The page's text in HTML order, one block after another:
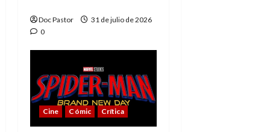
Doc Pastor
31 de julio de 2026
0
Cine Cómic Crítica